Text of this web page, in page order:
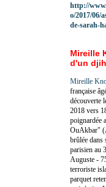
http://
o/2017/06/
de-sarah-
Mireille
d'un
Mireille
française
découverte
2018 vers
poignardée
OuAkbar"
brûlée dans
parisien au
Auguste -
terroriste
parquet